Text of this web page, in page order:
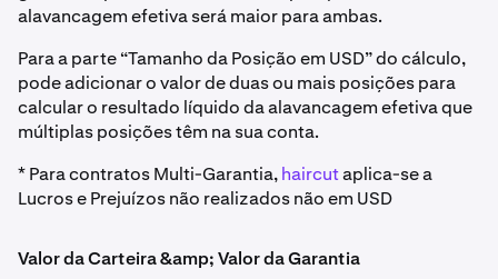
alavancagem efetiva será maior para ambas.
Para a parte “Tamanho da Posição em USD” do cálculo,
pode adicionar o valor de duas ou mais posições para
calcular o resultado líquido da alavancagem efetiva que
múltiplas posições têm na sua conta.
* Para contratos Multi-Garantia,haircutaplica-se a
Lucros e Prejuízos não realizados não em USD
Valor da Carteira &amp; Valor da Garantia